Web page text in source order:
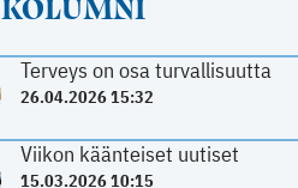
Terveys on osa turvallisuutta
26.04.2026 15:32
Viikon käänteiset uutiset
15.03.2026 10:15